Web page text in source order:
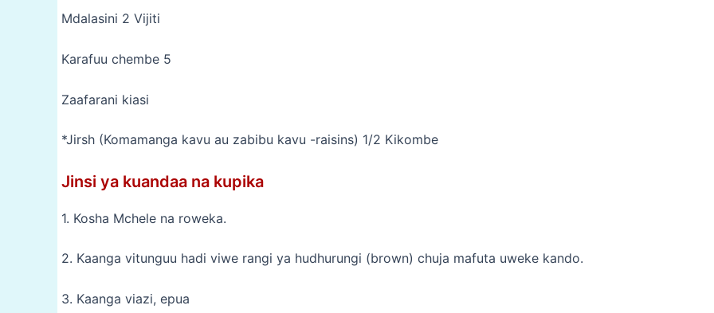
Mdalasini 2 Vijiti
Karafuu chembe 5
Zaafarani kiasi
*Jirsh (Komamanga kavu au zabibu kavu -raisins) 1/2 Kikombe
Jinsi ya kuandaa na kupika
1. Kosha Mchele na roweka.
2. Kaanga vitunguu hadi viwe rangi ya hudhurungi (brown) chuja mafuta uweke kando.
3. Kaanga viazi, epua